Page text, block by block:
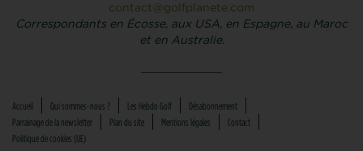
contact@golfplanete.com
Correspondants en Écosse, aux USA, en Espagne, au Maroc
et en Australie.
Accueil Qui sommes-nous ? Les Hebdo Golf
Désabonnement
Parrainage de la newsletter
Plan du site Mentions légales
Contact
Politique de cookies (UE)